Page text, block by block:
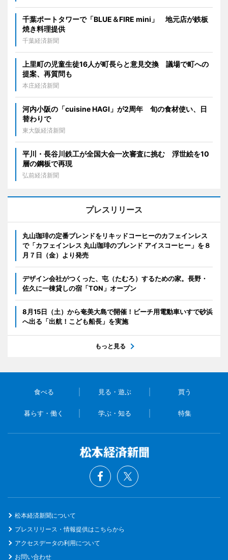
千葉ポートタワーで「BLUE＆FIRE mini」 地元店が鉄板
焼き料理提供
千葉経済新聞
上里町の児童生徒16人が町長らと意見交換 議場で町への
提案、再質問も
本庄経済新聞
河内小阪の「cuisine HAGI」が2周年 旬の食材使い、日
替わりで
東大阪経済新聞
平川・長谷川鉄工が全国大会一次審査に挑む 浮世絵を10
層の鋼板で再現
弘前経済新聞
プレスリリース
丸山珈琲の定番ブレンドをリキッドコーヒーのカフェインレス
で「カフェインレス 丸山珈琲のブレンド アイスコーヒー」を８
月７日（金）より発売
デザイン会社がつくった、屯（たむろ）するための家。長野・
佐久に一棟貸しの宿「TON」オープン
8月15日（土）から奄美大島で開催！ビーチ用電動車いすで砂浜
へ出る「出航！こども船長」を実施
もっと見る
食べる 見る・遊ぶ 買う
暮らす・働く 学ぶ・知る 特集
松本経済新聞について
プレスリリース・情報提供はこちらから
アクセスデータの利用について
お問い合わせ